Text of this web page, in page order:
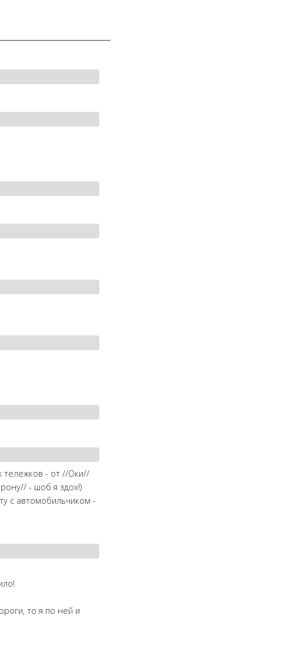
тележков - от //Оки//
- шоб я здох!)
с автомобильчиком -
то я по ней и